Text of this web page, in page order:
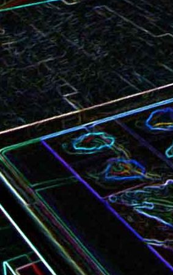
Curry de brocoli et de carottes
Croque-monsieur à la viande
des grisons, au Comté et aux
noix